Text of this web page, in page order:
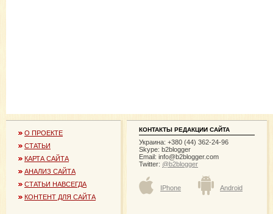
О ПРОЕКТЕ
СТАТЬИ
КАРТА САЙТА
АНАЛИЗ САЙТА
СТАТЬИ НАВСЕГДА
КОНТЕНТ ДЛЯ САЙТА
КОНТАКТЫ РЕДАКЦИИ САЙТА
Украина: +380 (44) 362-24-96
Skype: b2blogger
Email: info@b2blogger.com
Twitter: @b2blogger
IPhone Android